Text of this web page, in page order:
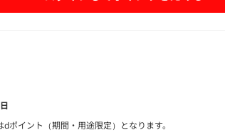
菜のポタージュ
こだわり仕立てです！
イント（期間・用途限定）となります。